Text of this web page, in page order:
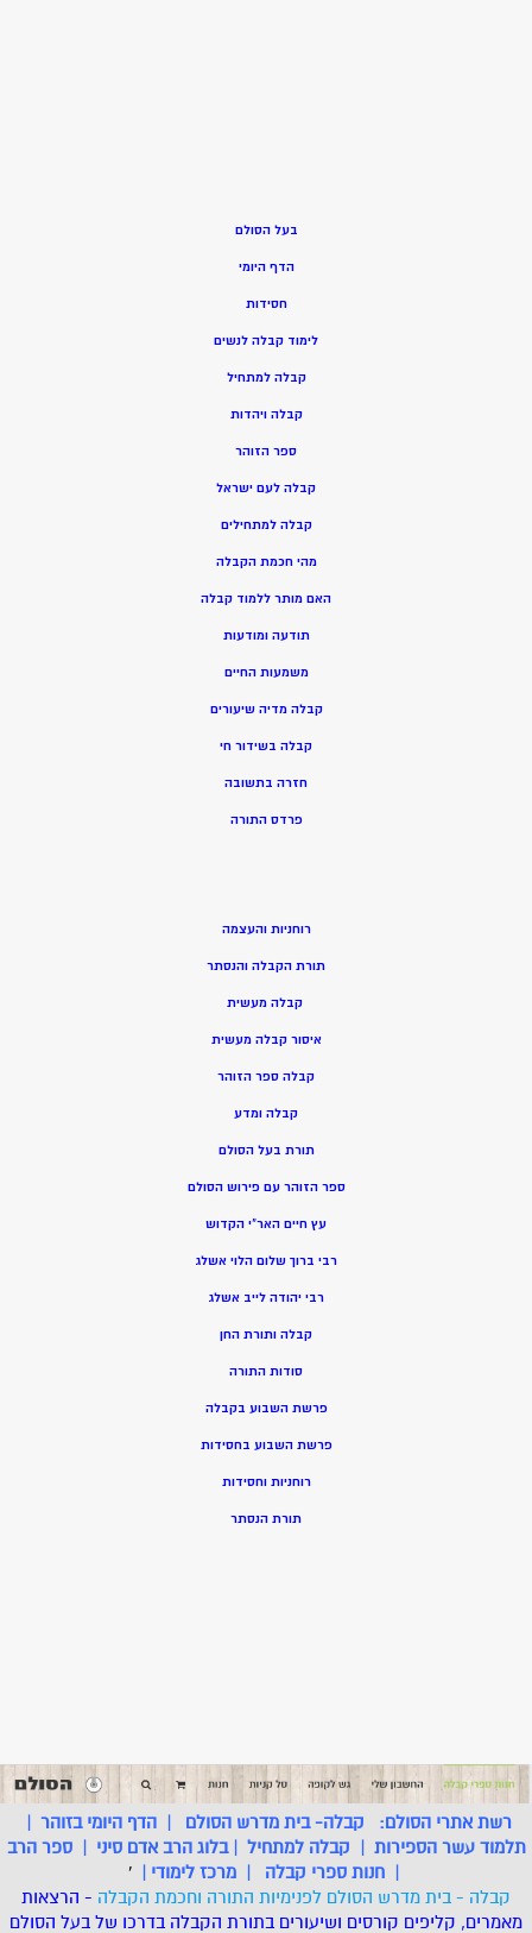
בעל הסולם
הדף היומי
חסידות
לימוד קבלה לנשים
קבלה למתחיל
קבלה ויהדות
ספר הזוהר
קבלה לעם ישראל
קבלה למתחילים
מהי חכמת הקבלה
האם מותר ללמוד קבלה
תודעה ומודעות
משמעות החיים
קבלה מדיה שיעורים
קבלה בשידור חי
חזרה בתשובה
פרדס התורה
רוחניות והעצמה
תורת הקבלה והנסתר
קבלה מעשית
איסור קבלה מעשית
קבלה ספר הזוהר
קבלה ומדע
תורת בעל הסולם
ספר הזוהר עם פירוש הסולם
עץ חיים האר”י הקדוש
רבי ברוך שלום הלוי אשלג
רבי יהודה לייב אשלג
קבלה ותורת החן
סודות התורה
פרשת השבוע בקבלה
פרשת השבוע בחסידות
רוחניות וחסידות
תורת הנסתר
רשת אתרי הסולם: קבלה- בית מדרש הסולם |הדף היומי בזוהר |
תלמוד עשר הספירות | קבלה למתחיל |בלוג הרב אדם סיני |ספר הרב
| חנות ספרי קבלה | מרכז לימודי |
'
קבלה - בית מדרש הסולם לפנימיות התורה וחכמת הקבלה - הרצאות
מאמרים, קליפים קורסים ושיעורים בתורת הקבלה בדרכו של בעל הסולם